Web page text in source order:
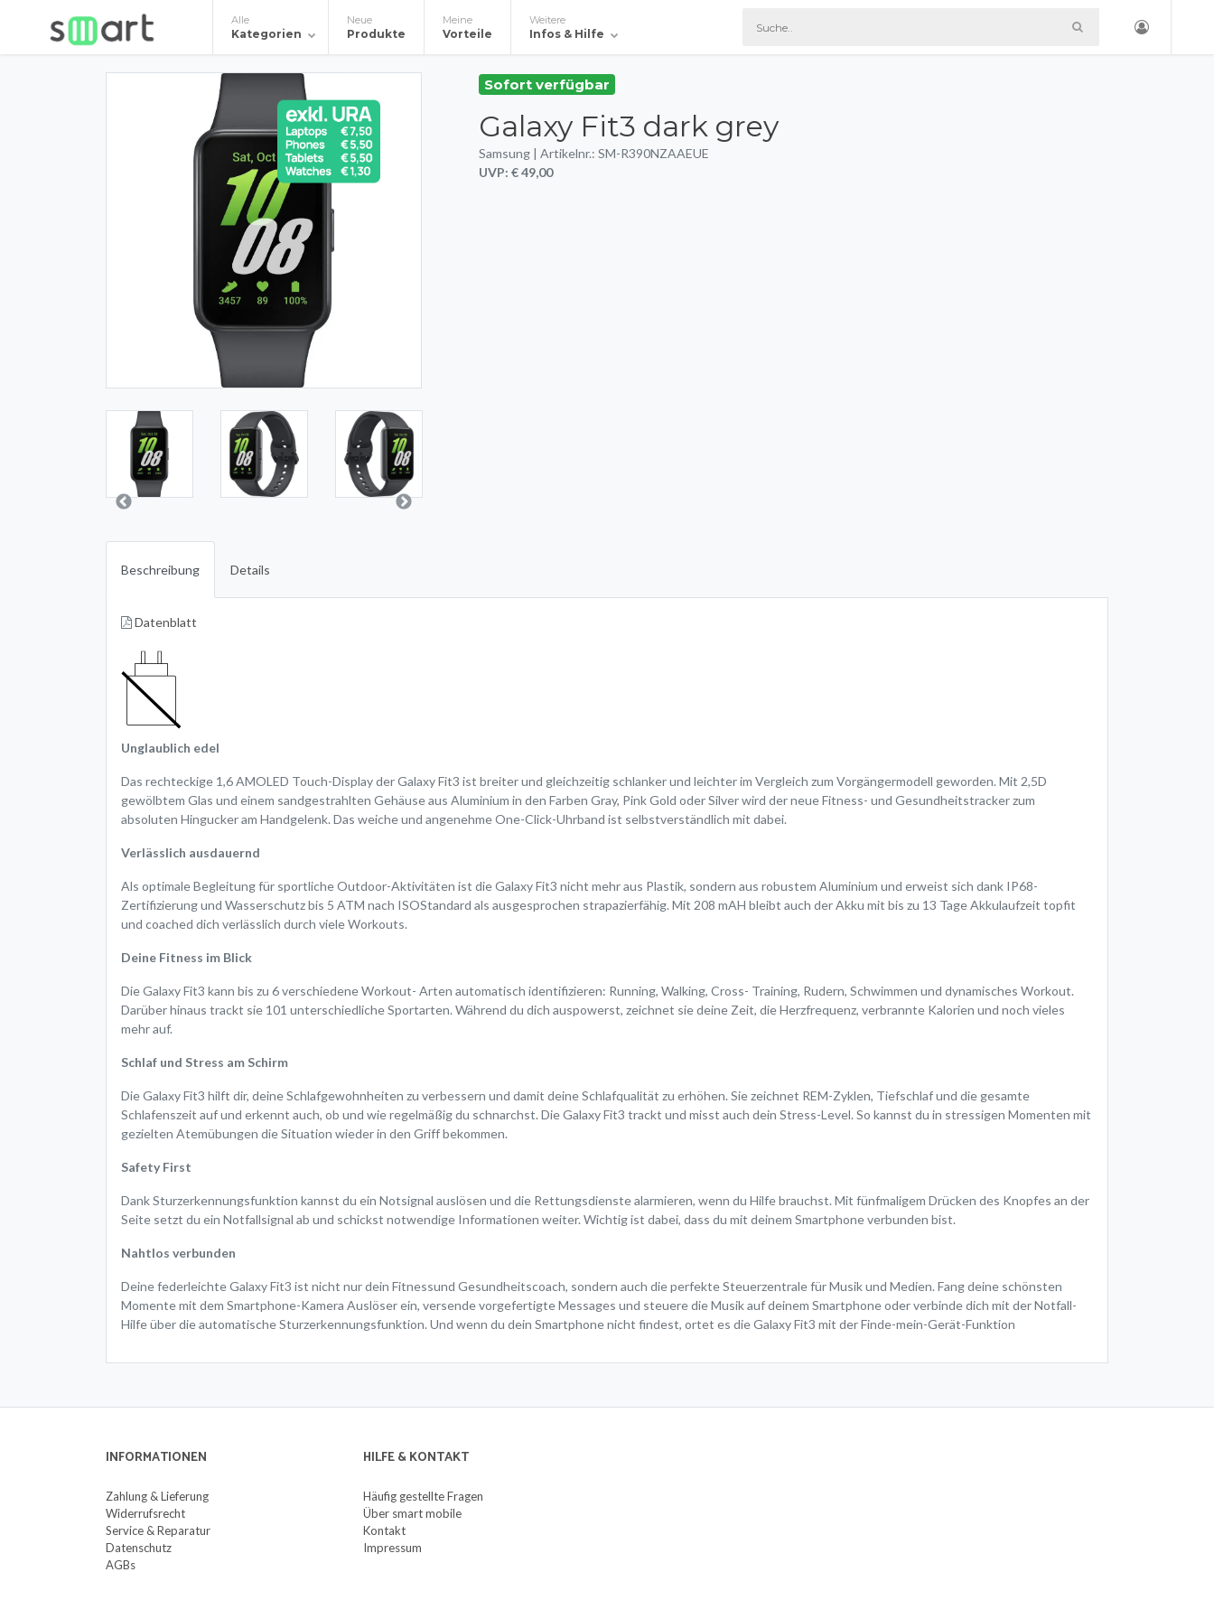
Alle
Kategorien
Neue
Produkte
Meine
Vorteile
Weitere
Infos & Hilfe
Sofort verfügbar
Galaxy Fit3 dark grey
Samsung | Artikelnr.: SM-R390NZAAEUE
UVP: € 49,00
Beschreibung Details
Datenblatt
Unglaublich edel
Das rechteckige 1,6 AMOLED Touch-Display der Galaxy Fit3 ist breiter und gleichzeitig schlanker und leichter im Vergleich zum Vorgängermodell geworden. Mit 2,5D
gewölbtem Glas und einem sandgestrahlten Gehäuse aus Aluminium in den Farben Gray, Pink Gold oder Silver wird der neue Fitness- und Gesundheitstracker zum
absoluten Hingucker am Handgelenk. Das weiche und angenehme One-Click-Uhrband ist selbstverständlich mit dabei.
Verlässlich ausdauernd
Als optimale Begleitung für sportliche Outdoor-Aktivitäten ist die Galaxy Fit3 nicht mehr aus Plastik, sondern aus robustem Aluminium und erweist sich dank IP68-
Zertifizierung und Wasserschutz bis 5 ATM nach ISOStandard als ausgesprochen strapazierfähig. Mit 208 mAH bleibt auch der Akku mit bis zu 13 Tage Akkulaufzeit topfit
und coached dich verlässlich durch viele Workouts.
Deine Fitness im Blick
Die Galaxy Fit3 kann bis zu 6 verschiedene Workout- Arten automatisch identifizieren: Running, Walking, Cross- Training, Rudern, Schwimmen und dynamisches Workout.
Darüber hinaus trackt sie 101 unterschiedliche Sportarten. Während du dich auspowerst, zeichnet sie deine Zeit, die Herzfrequenz, verbrannte Kalorien und noch vieles
mehr auf.
Schlaf und Stress am Schirm
Die Galaxy Fit3 hilft dir, deine Schlafgewohnheiten zu verbessern und damit deine Schlafqualität zu erhöhen. Sie zeichnet REM-Zyklen, Tiefschlaf und die gesamte
Schlafenszeit auf und erkennt auch, ob und wie regelmäßig du schnarchst. Die Galaxy Fit3 trackt und misst auch dein Stress-Level. So kannst du in stressigen Momenten mit
gezielten Atemübungen die Situation wieder in den Griff bekommen.
Safety First
Dank Sturzerkennungsfunktion kannst du ein Notsignal auslösen und die Rettungsdienste alarmieren, wenn du Hilfe brauchst. Mit fünfmaligem Drücken des Knopfes an der
Seite setzt du ein Notfallsignal ab und schickst notwendige Informationen weiter. Wichtig ist dabei, dass du mit deinem Smartphone verbunden bist.
Nahtlos verbunden
Deine federleichte Galaxy Fit3 ist nicht nur dein Fitnessund Gesundheitscoach, sondern auch die perfekte Steuerzentrale für Musik und Medien. Fang deine schönsten
Momente mit dem Smartphone-Kamera Auslöser ein, versende vorgefertigte Messages und steuere die Musik auf deinem Smartphone oder verbinde dich mit der Notfall-
Hilfe über die automatische Sturzerkennungsfunktion. Und wenn du dein Smartphone nicht findest, ortet es die Galaxy Fit3 mit der Finde-mein-Gerät-Funktion
INFORMATIONEN
Zahlung & Lieferung
Widerrufsrecht
Service & Reparatur
Datenschutz
AGBs
HILFE & KONTAKT
Häufig gestellte Fragen
Über smart mobile
Kontakt
Impressum